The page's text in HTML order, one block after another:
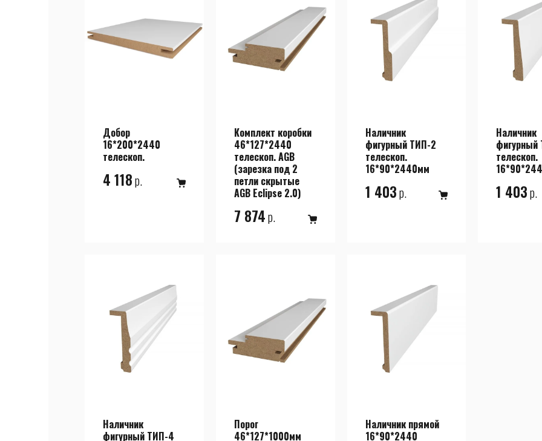
Добор
16*200*2440
телескоп.
4 118р.
Комплект коробки
46*127*2440
телескоп. AGB
(зарезка под 2
петли скрытые
AGB Eclipse 2.0)
7 874р.
Наличник
фигурный ТИП-2
телескоп.
16*90*2440мм
1 403р.
Наличник
фигурный
телескоп.
1 403р.
Наличник
фигурный ТИП-4
Порог
46*127*1000мм
Наличник прямой
16*90*2440